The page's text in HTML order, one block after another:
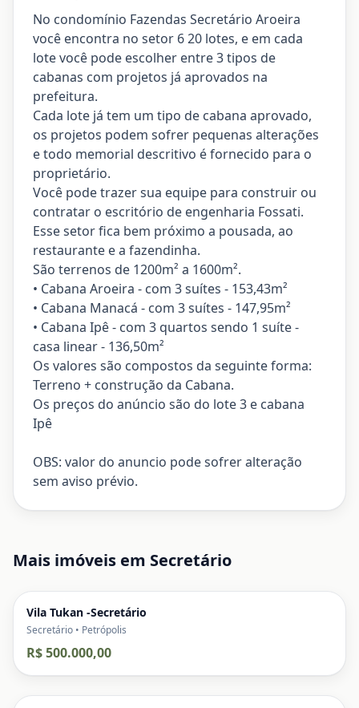
No condomínio Fazendas Secretário Aroeira
você encontra no setor 6 20 lotes, e em cada
lote você pode escolher entre 3 tipos de
cabanas com projetos já aprovados na
prefeitura.
Cada lote já tem um tipo de cabana aprovado,
os projetos podem sofrer pequenas alterações
e todo memorial descritivo é fornecido para o
proprietário.
Você pode trazer sua equipe para construir ou
contratar o escritório de engenharia Fossati.
Esse setor fica bem próximo a pousada, ao
restaurante e a fazendinha.
São terrenos de 1200m² a 1600m².
• Cabana Aroeira - com 3 suítes - 153,43m²
• Cabana Manacá - com 3 suítes - 147,95m²
• Cabana Ipê - com 3 quartos sendo 1 suíte -
casa linear - 136,50m²
Os valores são compostos da seguinte forma:
Terreno + construção da Cabana.
Os preços do anúncio são do lote 3 e cabana
Ipê
OBS: valor do anuncio pode sofrer alteração
sem aviso prévio.
Mais imóveis em Secretário
Vila Tukan -Secretário
Secretário • Petrópolis
R$ 500.000,00